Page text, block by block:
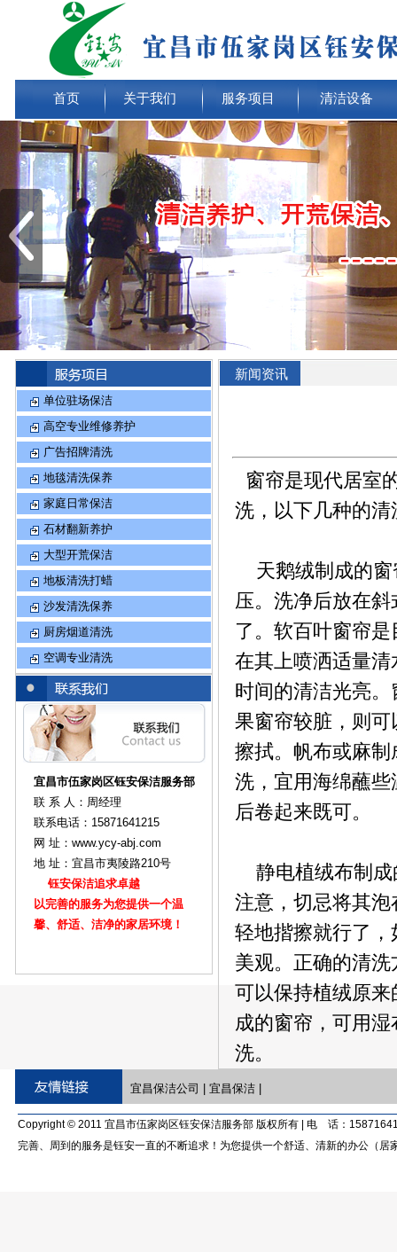
首页 关于我们 服务项目 清洁设备
单位驻场保洁
高空专业维修养护
广告招牌清洗
地毯清洗保养
家庭日常保洁
石材翻新养护
大型开荒保洁
地板清洗打蜡
沙发清洗保养
厨房烟道清洗
空调专业清洗
宜昌市伍家岗区钰安保洁服务部
联 系 人：周经理
联系电话：15871641215
网 址：www.ycy-abj.com
地 址：宜昌市夷陵路210号
钰安保洁追求卓越
以完善的服务为您提供一个温
馨、舒适、洁净的家居环境！
新闻资讯
窗帘是现代居室
洗，以下几种的
天鹅绒制成的窗
压。洗净后放在
了。软百叶窗帘
在其上喷洒适量
时间的清洁光亮
果窗帘较脏，则
擦拭。帆布或麻
洗，宜用海绵蘸
后卷起来既可。
静电植绒布制成
注意，切忌将其
轻地揩擦就行了
美观。正确的清
可以保持植绒原
成的窗帘，可用
洗。
宜昌保洁公司 宜昌保洁|
Copyright © 2011 宜昌市伍家岗区钰安保洁服务部 版权所有 | 电 话：
完善、周到的服务是钰安一直的不断追求！为您提供一个舒适、清新的办公（